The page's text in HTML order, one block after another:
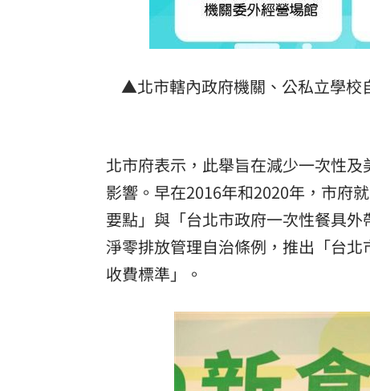
▲北市轄內政府機關、公私立學校
北市府表示，此舉旨在減少一次性
影響。早在2016年和2020年，市府
要點」與「台北市政府一次性餐具
淨零排放管理自治條例，推出「台
收費標準」。